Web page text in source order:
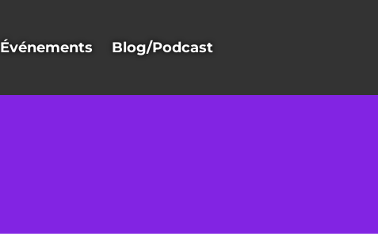
Événements Blog/Podcast